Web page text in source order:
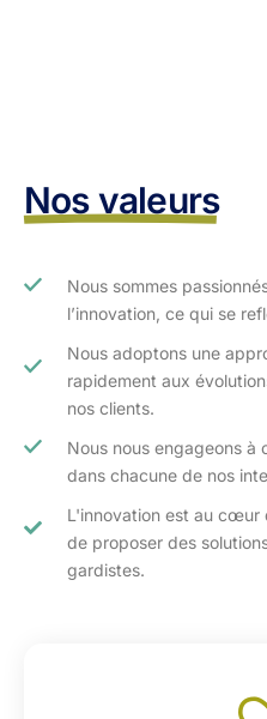
Nos valeurs
Nous sommes
l’innovation, ce qui se
Nous adoptons une
rapidement aux
nos clients.​
Nous nous engageons à
dans chacune de nos
L'innovation est au cœur
de proposer des
gardistes.